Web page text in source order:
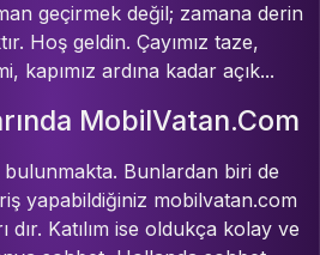
geçirmek değil; zamana derin
Hoş geldin. Çayımız taze,
kapımız ardına kadar açık...
MobilVatan.Com
Bunlardan biri de
yapabildiğiniz mobilvatan.com
Katılım ise oldukça kolay ve